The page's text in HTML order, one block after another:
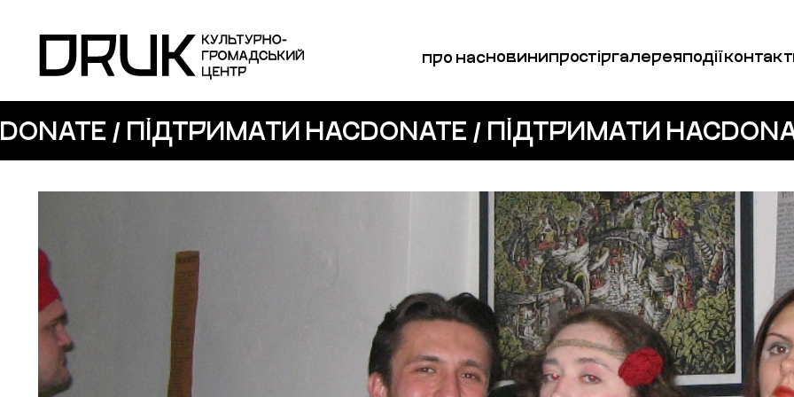
про насновинипростіргалереяподії
DONATE / ПІДТРИМАТИ НАСDONATE / ПІДТРИМАТИ НАС